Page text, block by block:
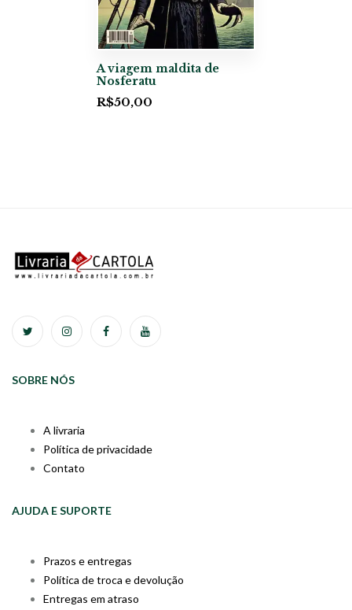
A viagem maldita de
Nosferatu
R$50,00
SOBRE NÓS
A livraria
Política de privacidade
Contato
AJUDA E SUPORTE
Prazos e entregas
Política de troca e devolução
Entregas em atraso